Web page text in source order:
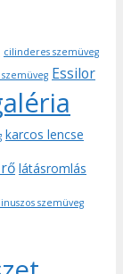
cilinderes szemüveg
Essilor
karcos lencse
látásromlás
szemüveg